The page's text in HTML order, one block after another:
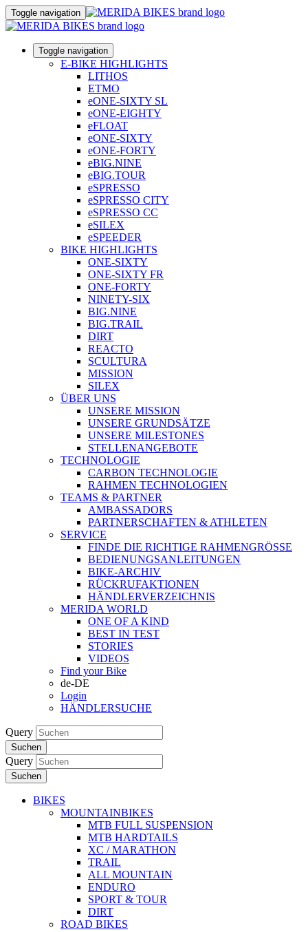
Toggle navigation
Toggle navigation
E-BIKE HIGHLIGHTS
LITHOS
ETMO
eONE-SIXTY SL
eONE-EIGHTY
eFLOAT
eONE-SIXTY
eONE-FORTY
eBIG.NINE
eBIG.TOUR
eSPRESSO
eSPRESSO CITY
eSPRESSO CC
eSILEX
eSPEEDER
BIKE HIGHLIGHTS
ONE-SIXTY
ONE-SIXTY FR
ONE-FORTY
NINETY-SIX
BIG.NINE
BIG.TRAIL
DIRT
REACTO
SCULTURA
MISSION
SILEX
ÜBER UNS
UNSERE MISSION
UNSERE GRUNDSÄTZE
UNSERE MILESTONES
STELLENANGEBOTE
TECHNOLOGIE
CARBON TECHNOLOGIE
RAHMEN TECHNOLOGIEN
TEAMS & PARTNER
AMBASSADORS
PARTNERSCHAFTEN & ATHLETEN
SERVICE
FINDE DIE RICHTIGE RAHMENGRÖSSE
BEDIENUNGSANLEITUNGEN
BIKE-ARCHIV
RÜCKRUFAKTIONEN
HÄNDLERVERZEICHNIS
MERIDA WORLD
ONE OF A KIND
BEST IN TEST
STORIES
VIDEOS
Find your Bike
de-DE
Login
HÄNDLERSUCHE
Query
Suchen
Query
Suchen
BIKES
MOUNTAINBIKES
MTB FULL SUSPENSION
MTB HARDTAILS
XC / MARATHON
TRAIL
ALL MOUNTAIN
ENDURO
SPORT & TOUR
DIRT
ROAD BIKES